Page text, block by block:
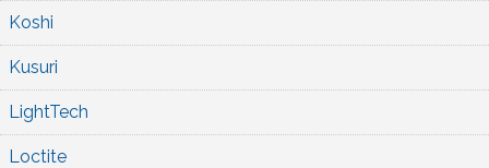
Koshi
Kusuri
LightTech
Loctite